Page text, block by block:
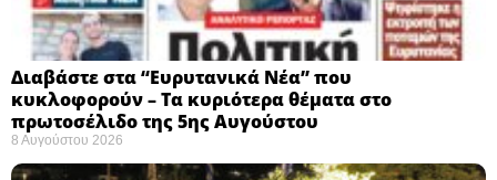
Διαβάστε στα “Ευρυτανικά Νέα” που
κυκλοφορούν – Τα κυριότερα θέματα στο
πρωτοσέλιδο της 5ης Αυγούστου
8 Αυγούστου 2026